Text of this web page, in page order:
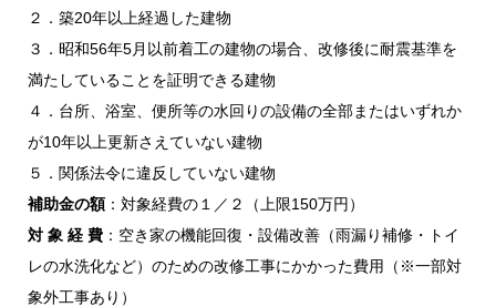
２．築20年以上経過した建物
３．昭和56年5月以前着工の建物の場合、改修後に耐震基準を
満たしていることを証明できる建物
４．台所、浴室、便所等の水回りの設備の全部またはいずれか
が10年以上更新さえていない建物
５．関係法令に違反していない建物
補助金の額：対象経費の１／２（上限150万円）
対 象 経 費 ：空き家の機能回復・設備改善（雨漏り補修・トイ
レの水洗化など）のための改修工事にかかった費用（※一部対
象外工事あり）